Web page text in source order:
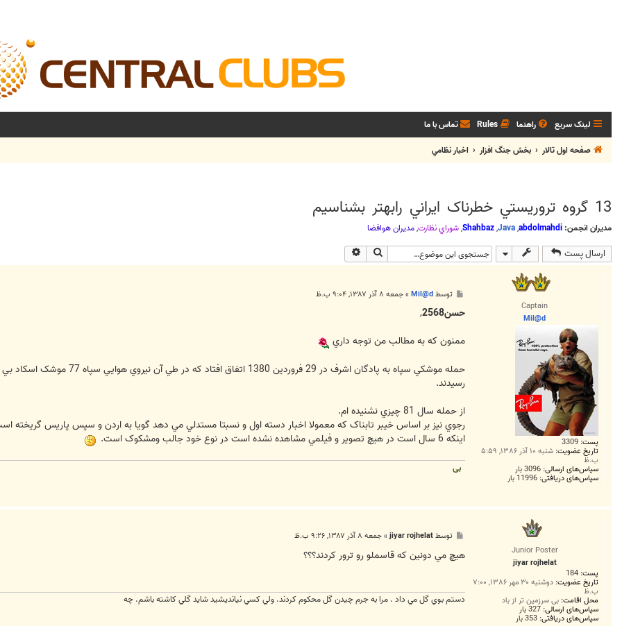
لینک سریع راهنما Rules تماس با ما
صفحه اول تالار
بخش جنگ افزار اخبار نظامي
13 گروه تروريستي خطرناک ايراني رابهتر بشناسيم
مدیران انجمن: abdolmahdi
,
Java
,
Shahbaz
,شوراي نظارت,مديران هوافضا
ارسال پست جستجو
Captain
Mil@d
پست: 3309
تاریخ عضویت: شنبه ۱۰ آذر ۱۳۸۶, ۵:۵۹
ب.ظ
سپاس‌های ارسالی: 3096 بار
سپاس‌های دریافتی: 11996 بار
ت
توسطMil@d
»جمعه ۸ آذر ۱۳۸۷, ۹:۰۴ ب.ظ
حسن2568
,
ممنون که به مطالب من توجه داري
حمله موشکي سپاه به پادگان اشرف
رسيدند.
از حمله سال 81 چيزي نشنيده ام.
رجوي نيز بر اساس خيبر تابناک که معمولا اخبار دسته اول و نسبتا مستدلي مي دهد گويا به اردن و سپس پاريس گريخته
اينکه 6 سال است در هيچ تصوير و فيلمي مشاهده نشده است در نوع خود جالب ومشکوک است.
بی
Junior Poster
jiyar rojhelat
پست: 184
تاریخ عضویت: دوشنبه ۳۰ مهر ۱۳۸۶, ۷:۰۰
ب.ظ
محل اقامت: بی سرزمین تر از باد
سپاس‌های ارسالی: 327 بار
سپاس‌های دریافتی: 353 بار
ت
توسطjiyar rojhelat
»جمعه ۸ آذر ۱۳۸۷, ۹:۲۶ ب.ظ
هيچ مي دونين که قاسملو رو ترور کردند؟؟؟
دستم بوي گل مي داد . مرا به جرم چيدن گل محكوم كردند. ولي كسي نيانديشيد شايد گلي كاشته باشم. چه